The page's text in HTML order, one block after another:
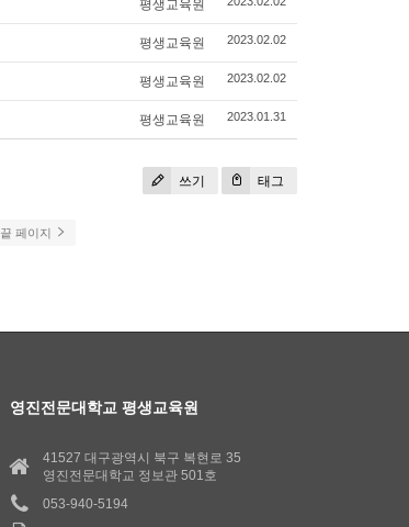
평생교육원
평생교육원 2023.02.02
평생교육원 2023.02.02
평생교육원 2023.01.31
쓰기 태그
끝 페이지
영진전문대학교 평생교육원
41527 대구광역시 북구 복현로 35
영진전문대학교 정보관 501호
053-940-5194